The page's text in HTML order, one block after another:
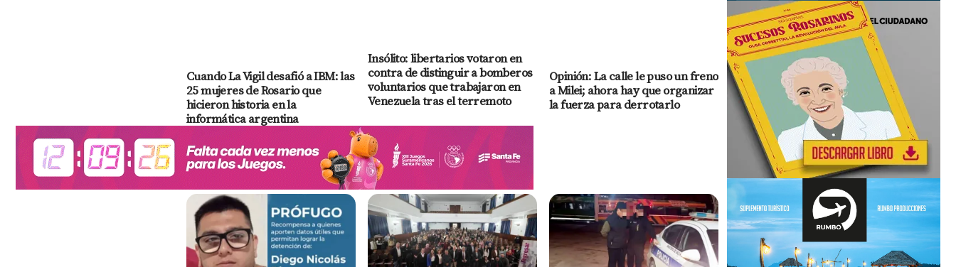
Cuando La Vigil desafió a IBM: las
25 mujeres de Rosario que
hicieron historia en la
informática argentina
Insólito: libertarios votaron en
contra de distinguir a bomberos
voluntarios que trabajaron en
Venezuela tras el terremoto
Opinión: La calle le puso un freno
a Milei; ahora hay que organizar
la fuerza para derrotarlo